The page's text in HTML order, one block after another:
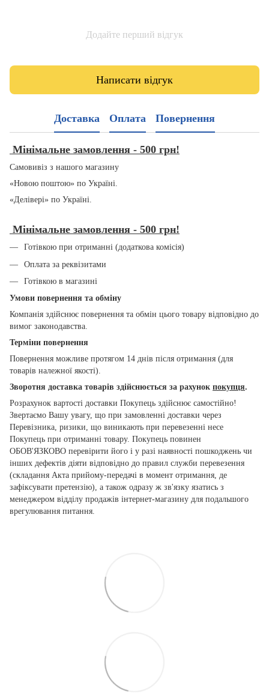
Додайте перший відгук
Написати відгук
Доставка Оплата Повернення
Мінімальне замовлення - 500 грн!
Самовивіз з нашого магазину
«Новою поштою» по Україні.
«Делівері» по Україні.
Мінімальне замовлення - 500 грн!
Готівкою при отриманні (додаткова комісія)
Оплата за реквізитами
Готівкою в магазині
Умови повернення та обміну
Компанія здійснює повернення та обмін цього товару відповідно до
вимог законодавства.
Терміни повернення
Повернення можливе протягом 14 днів після отримання (для
товарів належної якості).
Зворотня доставка товарів здійснюється за рахунок покупця.
Розрахунок вартості доставки Покупець здійснює самостійно!
Звертаємо Вашу увагу, що при замовленні доставки через
Перевізника, ризики, що виникають при перевезенні несе
Покупець при отриманні товару. Покупець повинен
ОБОВ'ЯЗКОВО перевірити його і у разі наявності пошкоджень чи
інших дефектів діяти відповідно до правил служби перевезення
(складання Акта прийому-передачі в момент отримання, де
зафіксувати претензію), а також одразу ж зв'язку язатись з
менеджером відділу продажів інтернет-магазину для подальшого
врегулювання питання.